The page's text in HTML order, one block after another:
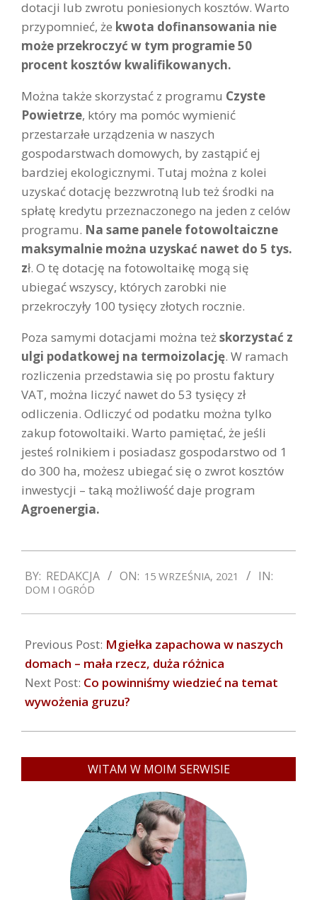
dotacji lub zwrotu poniesionych kosztów. Warto
przypomnieć, że kwota dofinansowania nie
może przekroczyć w tym programie 50
procent kosztów kwalifikowanych.
Można także skorzystać z programu Czyste
Powietrze, który ma pomóc wymienić
przestarzałe urządzenia w naszych
gospodarstwach domowych, by zastąpić ej
bardziej ekologicznymi. Tutaj można z kolei
uzyskać dotację bezzwrotną lub też środki na
spłatę kredytu przeznaczonego na jeden z celów
programu. Na same panele fotowoltaiczne
maksymalnie można uzyskać nawet do 5 tys.
zł. O tę dotację na fotowoltaikę mogą się
ubiegać wszyscy, których zarobki nie
przekroczyły 100 tysięcy złotych rocznie.
Poza samymi dotacjami można teżskorzystać z
ulgi podatkowej na termoizolację. W ramach
rozliczenia przedstawia się po prostu faktury
VAT, można liczyć nawet do 53 tysięcy zł
odliczenia. Odliczyć od podatku można tylko
zakup fotowoltaiki. Warto pamiętać, że jeśli
jesteś rolnikiem i posiadasz gospodarstwo od 1
do 300 ha, możesz ubiegać się o zwrot kosztów
inwestycji – taką możliwość daje program
Agroenergia.
09-
15
BY: REDAKCJA ON: 15 WRZEŚNIA, 2021 IN:
DOM I OGRÓD
Previous Post: Mgiełka zapachowa w naszych
domach – mała rzecz, duża różnica
Next Post: Co powinniśmy wiedzieć na temat
wywożenia gruzu?
WITAM W MOIM SERWISIE